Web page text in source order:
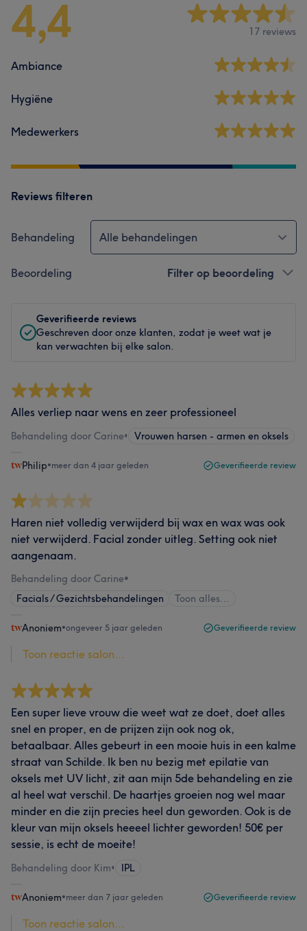
4,4 17 reviews
Ambiance
Hygiëne
Medewerkers
Reviews filteren
Behandeling Alle behandelingen
Beoordeling Filter op beoordeling
Geverifieerde reviews
Geschreven door onze klanten, zodat je weet wat je
kan verwachten bij elke salon.
Alles verliep naar wens en zeer professioneel
Behandeling door Carine• Vrouwen harsen - armen en oksels
Philip•meer dan 4 jaar geleden Geverifieerde review
Haren niet volledig verwijderd bij wax en wax was ook
niet verwijderd. Facial zonder uitleg. Setting ook niet
aangenaam.
Behandeling door Carine•
Facials / Gezichtsbehandelingen
Toon alles…
Anoniem•ongeveer 5 jaar geleden Geverifieerde review
Toon reactie salon...
Een super lieve vrouw die weet wat ze doet, doet alles
snel en proper, en de prijzen zijn ook nog ok,
betaalbaar. Alles gebeurt in een mooie huis in een kalme
straat van Schilde. Ik ben nu bezig met epilatie van
oksels met UV licht, zit aan mijn 5de behandeling en zie
al heel wat verschil. De haartjes groeien nog wel maar
minder en die zijn precies heel dun geworden. Ook is de
kleur van mijn oksels heeeel lichter geworden! 50€ per
sessie, is echt de moeite!
Behandeling door Kim• IPL
Anoniem•meer dan 7 jaar geleden Geverifieerde review
Toon reactie salon...